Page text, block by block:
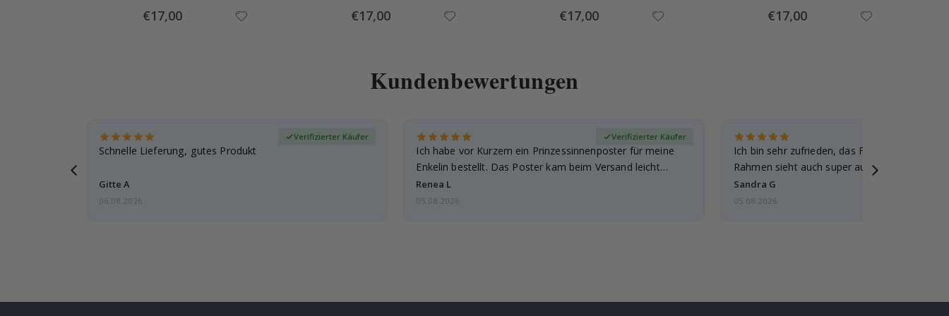
Special
Price
€17,00 Special
Price
€17,00 Special
Price
€17,00 Special
Price
€17,00
Kundenbewertungen
Schnelle Lieferung, gutes Produkt
Gitte A
Verifizierter Käufer
06.08.2026
Ich habe vor Kurzem ein Prinzessinnenposter für meine
Enkelin bestellt. Das Poster kam beim Versand leicht
beschädigt…
Renea L
Verifizierter Käufer
05.08.2026
Ich bin sehr zufrieden, das Foto ist toll
Rahmen sieht auch super aus. Die Lieferung
außerdem…
Sandra G
05.08.2026